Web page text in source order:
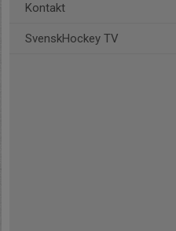
Kontakt
SvenskHockey TV